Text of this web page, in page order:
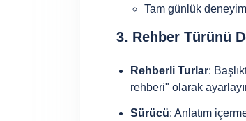
Tam günlük
3. Rehber Türünü
Rehberli Turlar:
rehberi" olarak
Sürücü: Anlatım